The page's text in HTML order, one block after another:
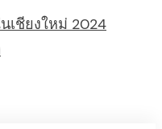
เชียงใหม่ 2024